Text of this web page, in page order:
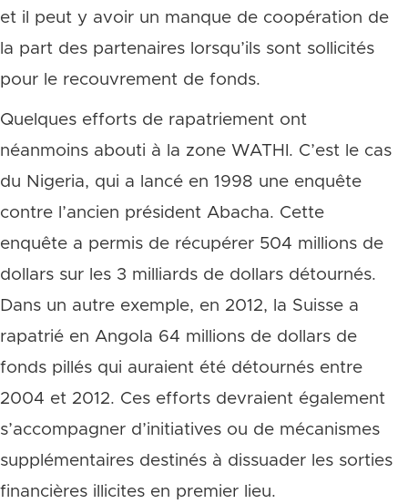
et il peut y avoir un manque de coopération de
la part des partenaires lorsqu’ils sont sollicités
pour le recouvrement de fonds.
Quelques efforts de rapatriement ont
néanmoins abouti à la zone WATHI. C’est le cas
du Nigeria, qui a lancé en 1998 une enquête
contre l’ancien président Abacha. Cette
enquête a permis de récupérer 504 millions de
dollars sur les 3 milliards de dollars détournés.
Dans un autre exemple, en 2012, la Suisse a
rapatrié en Angola 64 millions de dollars de
fonds pillés qui auraient été détournés entre
2004 et 2012. Ces efforts devraient également
s’accompagner d’initiatives ou de mécanismes
supplémentaires destinés à dissuader les sorties
financières illicites en premier lieu.